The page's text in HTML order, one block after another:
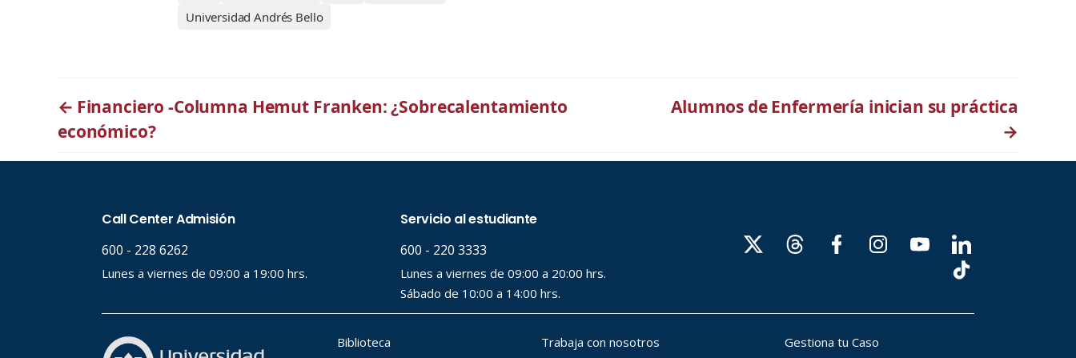
Universidad Andrés Bello
← Financiero -Columna Hemut Franken: ¿Sobrecalentamiento
económico?
Alumnos de Enfermería inician su práctica
→